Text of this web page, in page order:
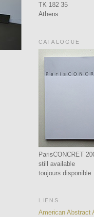
TK 182 35
Athens
CATALOGUE
ParisCONCRET
still available
toujours disponible
LIENS
American Abstract